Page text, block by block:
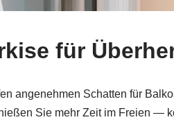
für
angenehmen Schatten für
Sie mehr Zeit im Freien —